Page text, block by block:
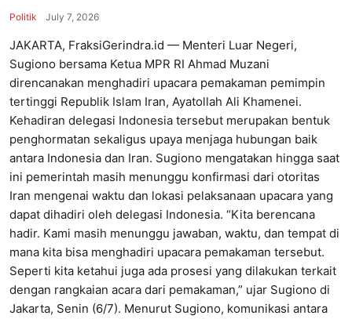
Politik July 7, 2026
JAKARTA, FraksiGerindra.id — Menteri Luar Negeri,
Sugiono bersama Ketua MPR RI Ahmad Muzani
direncanakan menghadiri upacara pemakaman pemimpin
tertinggi Republik Islam Iran, Ayatollah Ali Khamenei.
Kehadiran delegasi Indonesia tersebut merupakan bentuk
penghormatan sekaligus upaya menjaga hubungan baik
antara Indonesia dan Iran. Sugiono mengatakan hingga saat
ini pemerintah masih menunggu konfirmasi dari otoritas
Iran mengenai waktu dan lokasi pelaksanaan upacara yang
dapat dihadiri oleh delegasi Indonesia. “Kita berencana
hadir. Kami masih menunggu jawaban, waktu, dan tempat di
mana kita bisa menghadiri upacara pemakaman tersebut.
Seperti kita ketahui juga ada prosesi yang dilakukan terkait
dengan rangkaian acara dari pemakaman,” ujar Sugiono di
Jakarta, Senin (6/7). Menurut Sugiono, komunikasi antara